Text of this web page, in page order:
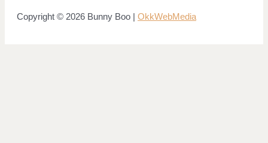
Copyright © 2026 Bunny Boo | OkkWebMedia